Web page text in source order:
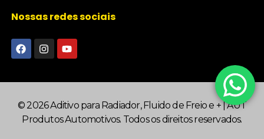
Nossas redes sociais
© 2026 Aditivo para Radiador, Fluido de Freio e + | AUT
Produtos Automotivos. Todos os direitos reservados.